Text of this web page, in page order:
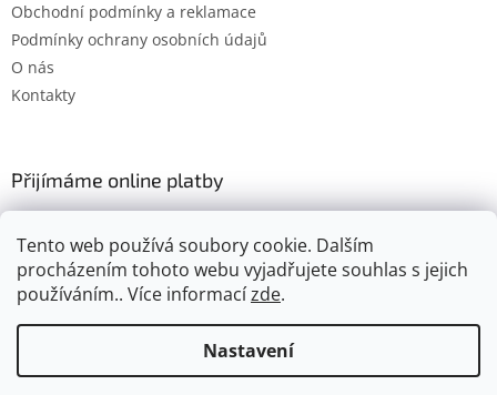
Tento web používá soubory cookie. Dalším
procházením tohoto webu vyjadřujete souhlas s jejich
používáním.. Více informacízde.
Nastavení
Obchodní podmínky a reklamace
Podmínky ochrany osobních údajů
O nás
Kontakty
Přijímáme online platby